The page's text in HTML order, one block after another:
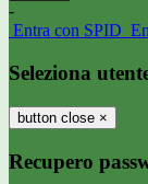
-
Entra con SPID
Seleziona
button close ×
Recupero